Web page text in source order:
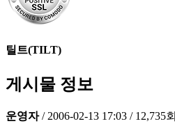
틸트(TILT)
게시물 정보
운영자 / 2006-02-13 17:03 / 12,735회